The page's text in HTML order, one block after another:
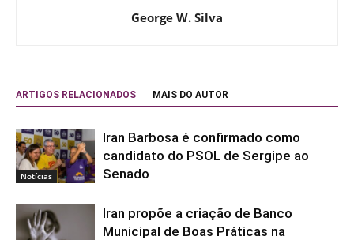
George W. Silva
ARTIGOS RELACIONADOS MAIS DO AUTOR
Notícias
Iran Barbosa é confirmado como
candidato do PSOL de Sergipe ao
Senado
Iran propõe a criação de Banco
Municipal de Boas Práticas na